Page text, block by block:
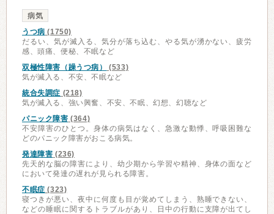
病気
うつ病 (1750)
だるい、気が滅入る、気分が落ち込む、やる気が湧かない、疲労
感、頭痛、便秘、不眠など
双極性障害（躁うつ病）
(533)
気が滅入る、不安、不眠など
統合失調症 (218)
気が滅入る、強い興奮、不安、不眠、幻想、幻聴など
パニック障害 (364)
不安障害のひとつ。身体の病気はなく、急激な動悸、呼吸困難な
どのパニック障害がおこる病気。
発達障害 (236)
先天的な脳の障害により、幼少期から学習や精神、身体の面など
において発達の遅れが見られる障害。
不眠症 (323)
寝つきが悪い、夜中に何度も目が覚めてしまう、熟睡できない、
などの睡眠に関するトラブルがあり、日中の行動に支障が出てし